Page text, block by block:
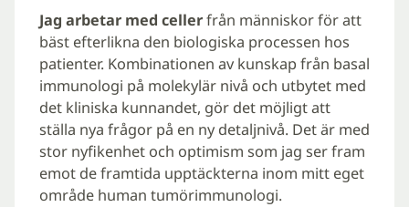
Jag arbetar med cellerfrån människor för att
bäst efterlikna den biologiska processen hos
patienter. Kombinationen av kunskap från basal
immunologi på molekylär nivå och utbytet med
det kliniska kunnandet, gör det möjligt att
ställa nya frågor på en ny detaljnivå. Det är med
stor nyfikenhet och optimism som jag ser fram
emot de framtida upptäckterna inom mitt eget
område human tumörimmunologi.